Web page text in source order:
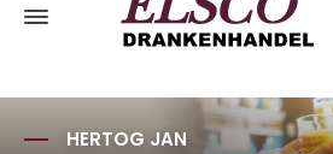
HERTOG JAN